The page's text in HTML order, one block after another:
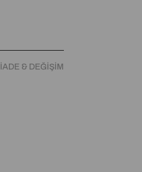
İADE & DEĞIŞIM